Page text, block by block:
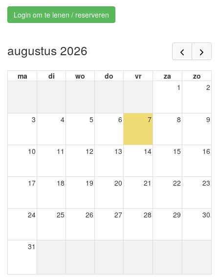
Login om te lenen / reserveren
augustus 2026
ma di wo do vr za
zo
1
2
3 4 5 6 7 8 9
10 11 12 13 14 15 16
17 18 19 20 21 22 23
24 25 26 27 28 29 30
31